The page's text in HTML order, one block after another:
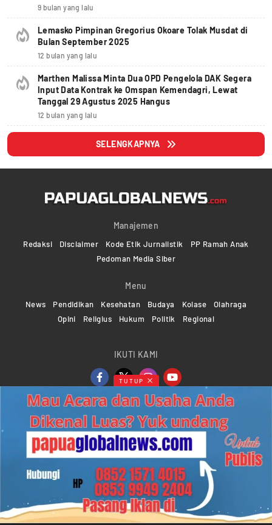
9 bulan yang lalu
Lemasko Pimpinan Gregorius Okoare Tolak Musdat di
Bulan September 2025
12 bulan yang lalu
Marthen Malissa Minta Dua OPD Pengelola DAK Segera
Input Data Kontrak ke Omspan Kemendagri, Lewat
Tanggal 29 Agustus 2025 Hangus
12 bulan yang lalu
SELENGKAPNYA
Manajemen
Redaksi Disclaimer Kode Etik Jurnalistik
PP Ramah Anak
Pedoman Media Siber
Menu
News Pendidikan Kesehatan Budaya Kolase
Olahraga
Opini
Religius Hukum Politik Regional
IKUTI KAMI
Copyright ©2024-2026 Papuaglobalnews.com | All rights
reserved
Web Developer Powered byKMGNetwork
TUTUP